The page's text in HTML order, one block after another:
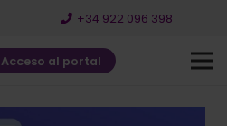
+34 922 096 398
Acceso al portal